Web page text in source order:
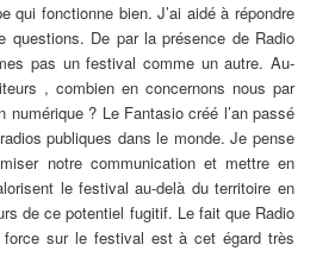
qui fonctionne bien. J’ai aidé à répondre
questions. De par la présence de Radio
pas un festival comme un autre. Au-
, combien en concernons nous par
numérique ? Le Fantasio créé l’an passé
publiques dans le monde. Je pense
notre communication et mettre en
le festival au-delà du territoire en
de ce potentiel fugitif. Le fait que Radio
force sur le festival est à cet égard très